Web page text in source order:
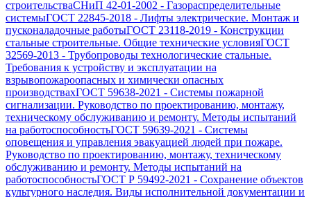
строительстваСНиП 42-01-2002 - Газораспределительные
системыГОСТ 22845-2018 - Лифты электрические. Монтаж и
пусконаладочные работыГОСТ 23118-2019 - Конструкции
стальные строительные. Общие технические условияГОСТ
32569-2013 - Трубопроводы технологические стальные.
Требования к устройству и эксплуатации на
взрывопожароопасных и химически опасных
производствахГОСТ 59638-2021 - Системы пожарной
сигнализации. Руководство по проектированию, монтажу,
техническому обслуживанию и ремонту. Методы испытаний
на работоспособностьГОСТ 59639-2021 - Системы
оповещения и управления эвакуацией людей при пожаре.
Руководство по проектированию, монтажу, техническому
обслуживанию и ремонту. Методы испытаний на
работоспособностьГОСТ Р 59492-2021 - Сохранение объектов
культурного наследия. Виды исполнительной документации и